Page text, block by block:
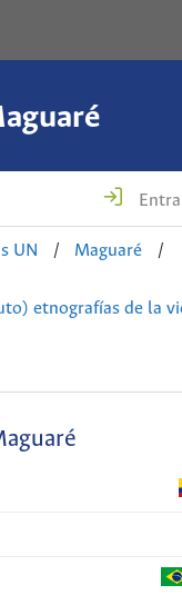
UN / Maguaré
/
etnografías de la